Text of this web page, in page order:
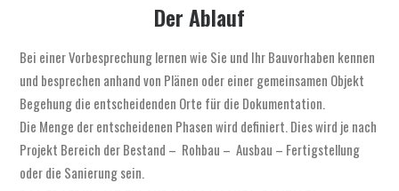
Der Ablauf
Bei einer Vorbesprechung lernen wie Sie und Ihr Bauvorhaben kennen
und besprechen anhand von Plänen oder einer gemeinsamen Objekt
Begehung die entscheidenden Orte für die Dokumentation.
Die Menge der entscheidenen Phasen wird definiert. Dies wird je nach
Projekt Bereich der Bestand – Rohbau – Ausbau – Fertigstellung
oder die Sanierung sein.